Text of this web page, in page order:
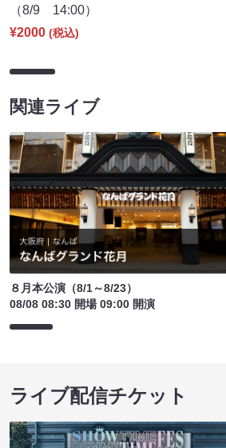
（8/9 14:00）
¥2000 (税込)
関連ライブ
８月本公演（8/1～8/23）
08/08 08:30 開場 09:00 開演
ライブ配信チケット